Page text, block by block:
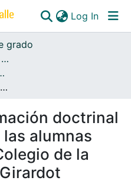
Log In
grado
Facultad de Ciencias de la Educación
Religiosa
Programa de formación doctrinal pedagógico para las alumnas catequistas del Colegio de la Presentación de Girardot
doctrinal
alumnas
de la